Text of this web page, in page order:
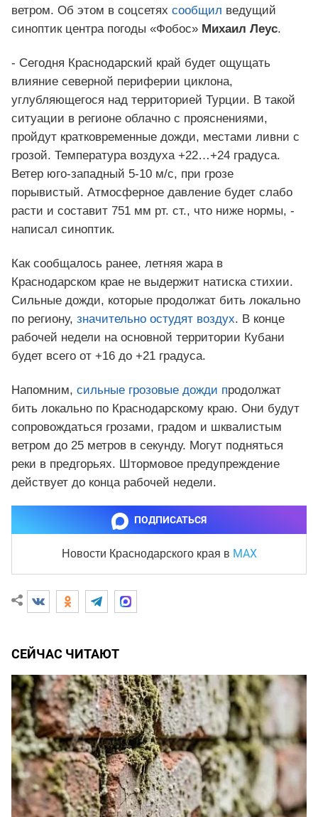
ветром. Об этом в соцсетях сообщил ведущий
синоптик центра погоды «Фобос» Михаил Леус.
- Сегодня Краснодарский край будет ощущать
влияние северной периферии циклона,
углубляющегося над территорией Турции. В такой
ситуации в регионе облачно с прояснениями,
пройдут кратковременные дожди, местами ливни с
грозой. Температура воздуха +22…+24 градуса.
Ветер юго-западный 5-10 м/с, при грозе
порывистый. Атмосферное давление будет слабо
расти и составит 751 мм рт. ст., что ниже нормы, -
написал синоптик.
Как сообщалось ранее, летняя жара в
Краснодарском крае не выдержит натиска стихии.
Сильные дожди, которые продолжат бить локально
по региону, значительно остудят воздух. В конце
рабочей недели на основной территории Кубани
будет всего от +16 до +21 градуса.
Напомним, сильные грозовые дожди продолжат
бить локально по Краснодарскому краю. Они будут
сопровождаться грозами, градом и шквалистым
ветром до 25 метров в секунду. Могут подняться
реки в предгорьях. Штормовое предупреждение
действует до конца рабочей недели.
ПОДПИСАТЬСЯ
Новости Краснодарского края в MAX
СЕЙЧАС ЧИТАЮТ